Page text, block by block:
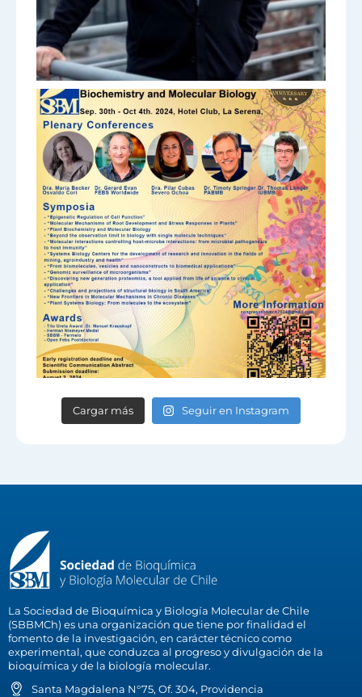
Cargar más Seguir en Instagram
La Sociedad de Bioquímica y Biología Molecular de Chile
(SBBMCh) es una organización que tiene por finalidad el
fomento de la investigación, en carácter técnico como
experimental, que conduzca al progreso y divulgación de la
bioquímica y de la biología molecular.
Santa Magdalena N°75, Of. 304, Providencia